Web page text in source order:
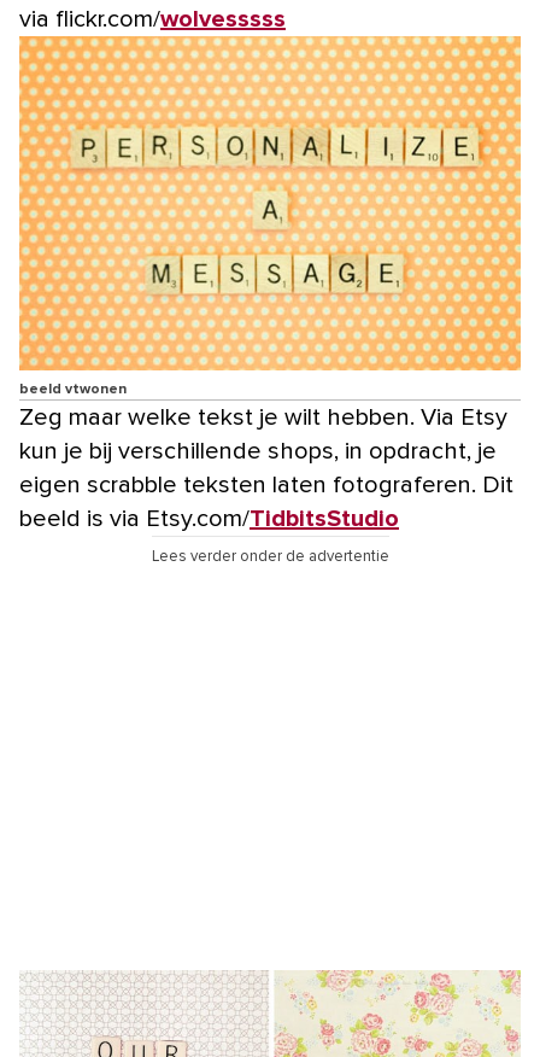
via flickr.com/wolvesssss
beeld vtwonen
Zeg maar welke tekst je wilt hebben. Via Etsy
kun je bij verschillende shops, in opdracht, je
eigen scrabble teksten laten fotograferen. Dit
beeld is via Etsy.com/TidbitsStudio
Lees verder onder de advertentie